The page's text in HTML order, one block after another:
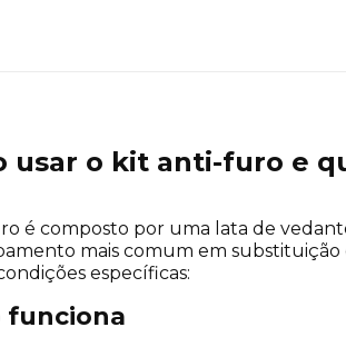
usar o kit anti-furo e
é composto por uma lata de
mais comum em
específicas:
funciona